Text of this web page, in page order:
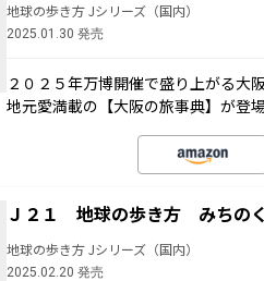
地球の歩き方 Jシリーズ（国内）
2025.01.30 発売
２０２５年万博開催で盛り上がる大
地元愛満載の【大阪の旅事典】が登場
Ｊ２１ 地球の歩き方 みちの
地球の歩き方 Jシリーズ（国内）
2025.02.20 発売